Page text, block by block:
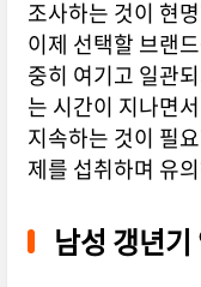
조사하는 것이 현
이제 선택할 브랜
중히 여기고 일관
는 시간이 지나면
지속하는 것이 필
제를 섭취하며 유
남성 갱년